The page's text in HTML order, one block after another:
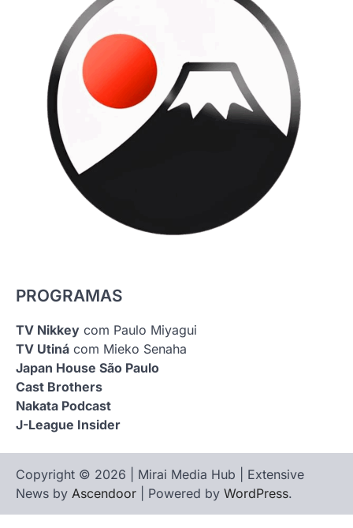
PROGRAMAS
TV Nikkey com Paulo Miyagui
TV Utiná com Mieko Senaha
Japan House São Paulo
Cast Brothers
Nakata Podcast
J-League Insider
Copyright © 2026 | Mirai Media Hub | Extensive
News by Ascendoor | Powered by WordPress.